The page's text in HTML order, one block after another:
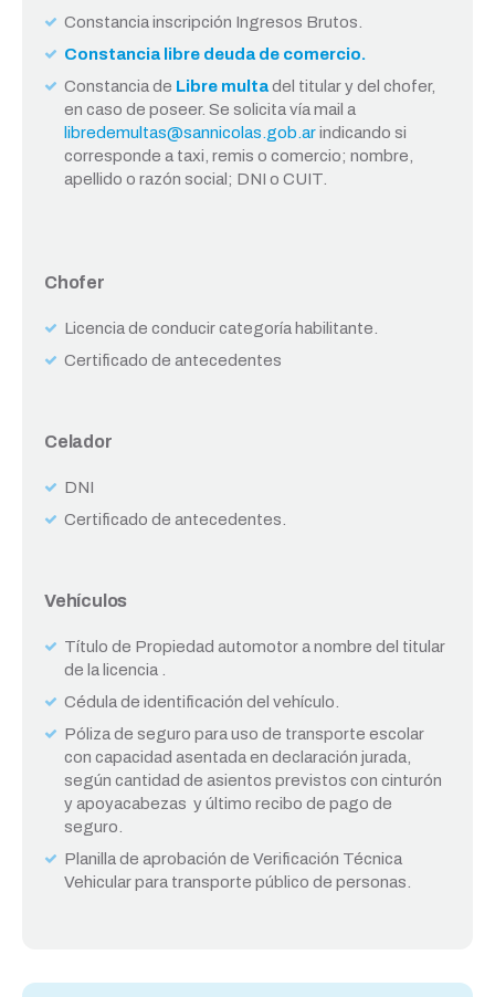
Constancia inscripción Ingresos Brutos.
Constancia libre deuda de comercio.
Constancia de Libre multadel titular y del chofer,
en caso de poseer. Se solicita vía mail a
libredemultas@sannicolas.gob.arindicando si
corresponde a taxi, remis o comercio; nombre,
apellido o razón social; DNI o CUIT.
Chofer
Licencia de conducir categoría habilitante.
Certificado de antecedentes
Celador
DNI
Certificado de antecedentes.
Vehículos
Título de Propiedad automotor a nombre del titular
de la licencia .
Cédula de identificación del vehículo.
Póliza de seguro para uso de transporte escolar
con capacidad asentada en declaración jurada,
según cantidad de asientos previstos con cinturón
y apoyacabezas y último recibo de pago de
seguro.
Planilla de aprobación de Verificación Técnica
Vehicular para transporte público de personas.